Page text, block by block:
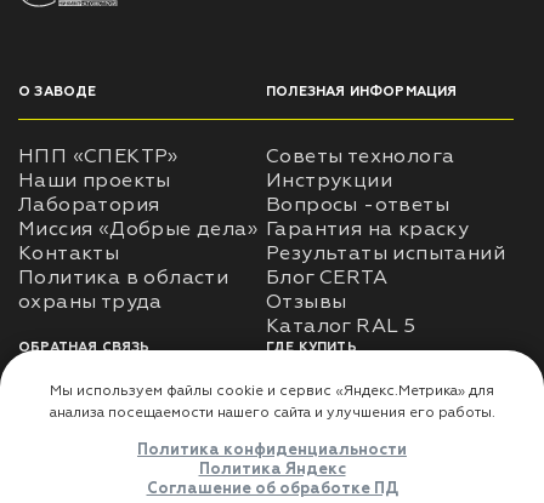
О ЗАВОДЕ
НПП «СПЕКТР»
Наши проекты
Лаборатория
Миссия «Добрые дела»
Контакты
Политика в области
ПОЛЕЗНАЯ ИНФОРМАЦИЯ
Советы технолога
Инструкции
Вопросы -ответы
Гарантия на краску
Результаты испытаний
Блог CERTA
Отзывы
Каталог RAL 5
ОБРАТНАЯ СВЯЗЬ
Использование
использования личных
ГДЕ КУПИТЬ
Доставка
Где купить